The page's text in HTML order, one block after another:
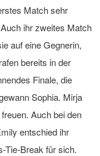
Match sehr
ihr zweites Match
auf eine Gegnerin,
bereits in der
Finale, die
Sophia. Mirja
Auch bei den
entschied ihr
Tie-Break für sich.